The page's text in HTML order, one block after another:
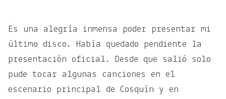
Es una alegría inmensa poder presentar mi
último disco. Había quedado pendiente la
presentación oficial. Desde que salió solo
pude tocar algunas canciones en el
escenario principal de Cosquín y en